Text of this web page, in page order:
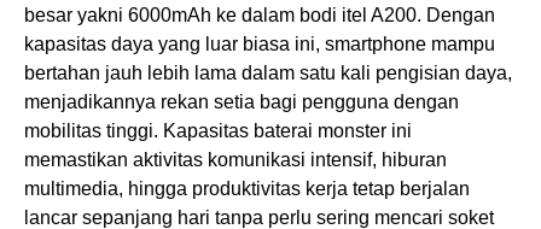
besar yakni 6000mAh ke dalam bodi itel A200. Dengan
kapasitas daya yang luar biasa ini, smartphone mampu
bertahan jauh lebih lama dalam satu kali pengisian daya,
menjadikannya rekan setia bagi pengguna dengan
mobilitas tinggi. Kapasitas baterai monster ini
memastikan aktivitas komunikasi intensif, hiburan
multimedia, hingga produktivitas kerja tetap berjalan
lancar sepanjang hari tanpa perlu sering mencari soket